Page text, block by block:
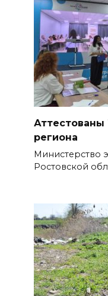
07 августа
Бетон и
объяснил,
Аттестованы
региона
Министерство
Ростовской